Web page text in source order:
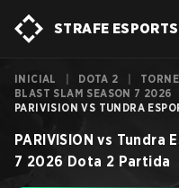
STRAFE ESPORTS
INICIAL DOTA 2
BLAST SLAM SEASON 7 2026
PARIVISION VS TUNDRA
PARIVISION vs Tundra
7 2026 Dota 2 Partida